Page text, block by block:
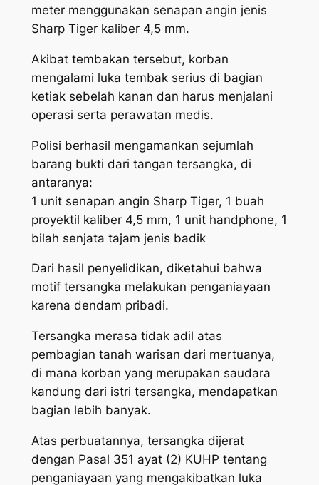
meter menggunakan senapan angin jenis
Sharp Tiger kaliber 4,5 mm.
Akibat tembakan tersebut, korban
mengalami luka tembak serius di bagian
ketiak sebelah kanan dan harus menjalani
operasi serta perawatan medis.
Polisi berhasil mengamankan sejumlah
barang bukti dari tangan tersangka, di
antaranya:
1 unit senapan angin Sharp Tiger, 1 buah
proyektil kaliber 4,5 mm, 1 unit handphone, 1
bilah senjata tajam jenis badik
Dari hasil penyelidikan, diketahui bahwa
motif tersangka melakukan penganiayaan
karena dendam pribadi.
Tersangka merasa tidak adil atas
pembagian tanah warisan dari mertuanya,
di mana korban yang merupakan saudara
kandung dari istri tersangka, mendapatkan
bagian lebih banyak.
Atas perbuatannya, tersangka dijerat
dengan Pasal 351 ayat (2) KUHP tentang
penganiayaan yang mengakibatkan luka